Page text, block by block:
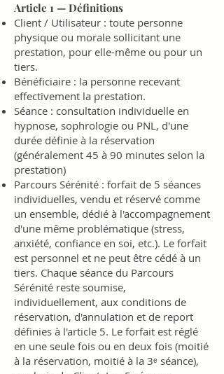
Article 1 — Définitions
Client / Utilisateur : toute personne
physique ou morale sollicitant une
prestation, pour elle-même ou pour un
tiers.
Bénéficiaire : la personne recevant
effectivement la prestation.
Séance : consultation individuelle en
hypnose, sophrologie ou PNL, d'une
durée définie à la réservation
(généralement 45 à 90 minutes selon la
prestation)
Parcours Sérénité : forfait de 5 séances
individuelles, vendu et réservé comme
un ensemble, dédié à l'accompagnement
d'une même problématique (stress,
anxiété, confiance en soi, etc.). Le forfait
est personnel et ne peut être cédé à un
tiers. Chaque séance du Parcours
Sérénité reste soumise,
individuellement, aux conditions de
réservation, d'annulation et de report
définies à l'article 5. Le forfait est réglé
en une seule fois ou en deux fois (moitié
à la réservation, moitié à la 3ᵉ séance),